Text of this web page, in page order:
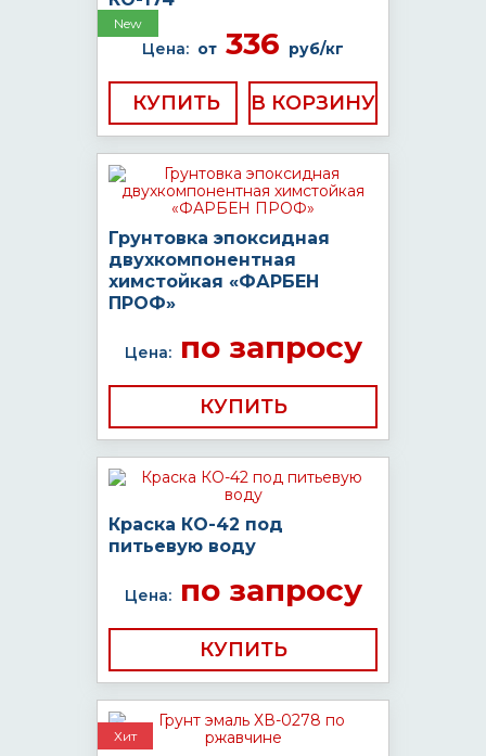
New
Цена: от 336 руб/кг
КУПИТЬ
Грунтовка эпоксидная
двухкомпонентная
химстойкая «ФАРБЕН
ПРОФ»
Цена:по запросу
КУПИТЬ
Краска КО-42 под
питьевую воду
Цена:по запросу
КУПИТЬ
Хит